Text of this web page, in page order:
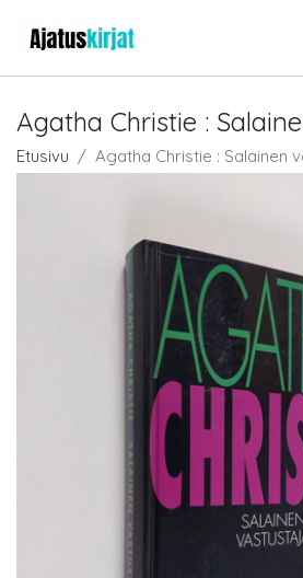
Agatha Christie :
Etusivu Agatha Christie : Salainen